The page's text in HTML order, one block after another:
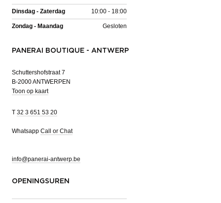
Dinsdag - Zaterdag 10:00 - 18:00
Zondag - Maandag Gesloten
PANERAI BOUTIQUE - ANTWERP
Schuttershofstraat 7
B-2000 ANTWERPEN
Toon op kaart
T 32 3 651 53 20
Whatsapp Call or Chat
info@panerai-antwerp.be
OPENINGSUREN